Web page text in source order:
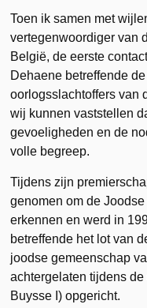
Toen ik samen met
vertegenwoordiger van
België, de eerste
Dehaene betreffende
oorlogsslachtoffers van
wij kunnen vaststellen
gevoeligheden en de
volle begreep.
Tijdens zijn
genomen om de
erkennen en werd in
betreffende het lot van
joodse gemeenschap
achtergelaten tijdens
Buysse I) opgericht.